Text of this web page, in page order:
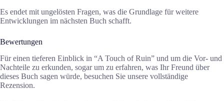
Es endet mit ungelösten Fragen, was die Grundlage für weitere
Entwicklungen im nächsten Buch schafft.
Bewertungen
Für einen tieferen Einblick in “A Touch of Ruin” und um die Vor- und
Nachteile zu erkunden, sogar um zu erfahren, was Ihr Freund über
dieses Buch sagen würde, besuchen Sie unsere vollständige
Rezension.